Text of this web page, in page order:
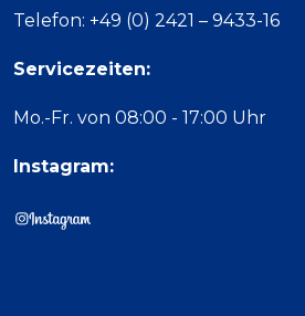
Telefon: +49 (0) 2421 – 9433-16
Servicezeiten:
Mo.-Fr. von 08:00 - 17:00 Uhr
Instagram: